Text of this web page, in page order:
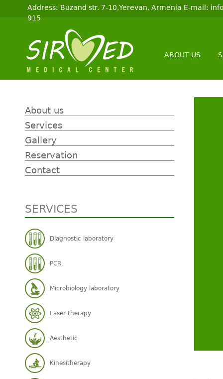
Address: Buzand str. 7-10,Yerevan, Armenia E-mail:
915
ABOUT US
About us
Services
Gallery
Reservation
Contact
SERVICES
Diagnostic laboratory
PCR
Microbiology laboratory
Laser therapy
Aesthetic
Kinesitherapy